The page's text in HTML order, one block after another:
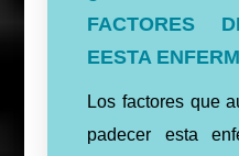
FACTORES
EESTA
Los factores que
padecer esta